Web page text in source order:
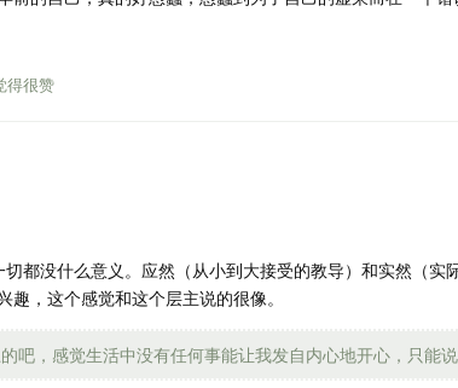
得很赞
都没什么意义。应然（从小到大接受的教导）和实然（
，这个感觉和这个层主说的很像。
吧，感觉生活中没有任何事能让我发自内心地开心，只能